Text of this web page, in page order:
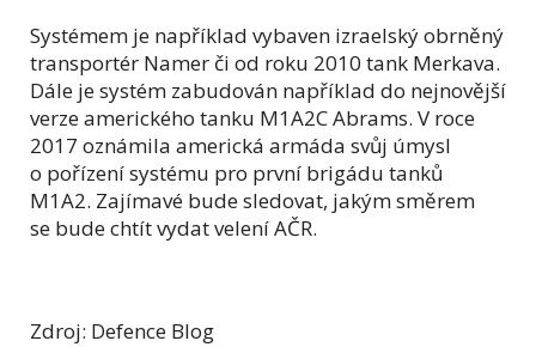
Systémem je například vybaven izraelský obrněný
transportér Namer či od roku 2010 tank Merkava.
Dále je systém zabudován například do nejnovější
verze amerického tanku M1A2C Abrams. V roce
2017 oznámila americká armáda svůj úmysl
o pořízení systému pro první brigádu tanků
M1A2. Zajímavé bude sledovat, jakým směrem
se bude chtít vydat velení AČR.
Zdroj: Defence Blog